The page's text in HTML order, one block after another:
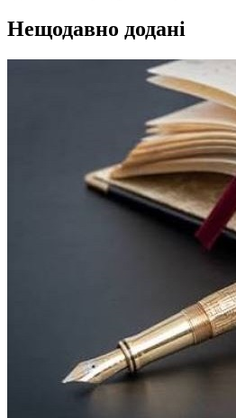
Нещодавно додані